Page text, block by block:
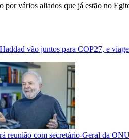
por vários aliados que já estão no
vão juntos para COP27, e
reunião com secretário-Geral da